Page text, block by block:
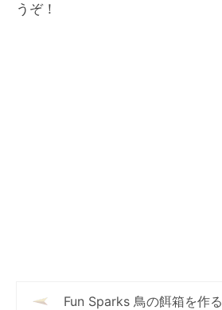
うぞ！
Fun Sparks 鳥の餌箱を作る